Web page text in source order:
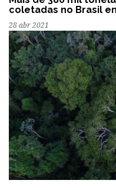
coletadas no Brasil
28 abr 2021